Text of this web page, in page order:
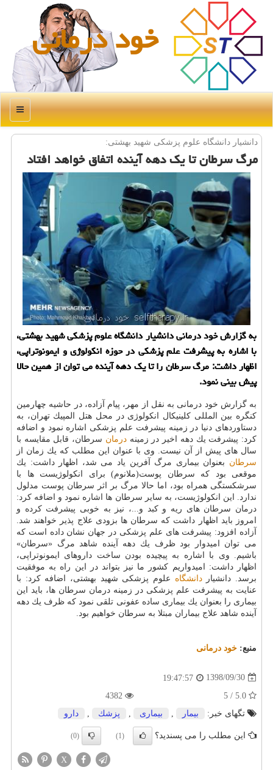
خود درمانی
منو
دانشیار دانشگاه علوم پزشكی شهید بهشتی:
مرگ سرطان تا یك دهه آینده اتفاق خواهد افتاد
به گزارش خود درمانی دانشیار دانشگاه علوم پزشكی شهید بهشتی،
با اشاره به پیشرفت علم پزشكی در حوزه انكولوژی و ایمونوتراپی،
اظهار داشت: مرگ سرطان را تا یك دهه آینده می توان از همین حالا
پیش بینی نمود.
به گزارش خود درمانی به نقل از مهر، پیام آزاده، در حاشیه چهارمین
كنگره بین المللی كلینیكال انكولوژی در محل هتل المپیك تهران، به
دستاوردهای دنیا در زمینه پیشرفت علم پزشكی اشاره نمود و اضافه
كرد: پیشرفت یك دهه اخیر در زمینهدرمان سرطان، قابل مقایسه با
سال های پیش از آن نیست. وی با عنوان این مطلب كه یك زمان از
سرطان بعنوان بیماری مرگ آفرین یاد می شد، اظهار داشت: یك
موقعی بود كه سرطان پوست(ملانوم) برای انكولوژیست ها با
سرشكستگی همراه بود، اما حالا مرگ بر اثر سرطان پوست مدلول
ندارد. این انكولوژیست، به سایر سرطان ها اشاره نمود و اضافه كرد:
درمان سرطان های ریه و كبد و...، نیز به خوبی پیشرفت كرده و
امروز باید اظهار داشت كه سرطان ها بزودی علاج پذیر خواهند شد.
آزاده افزود: پیشرفت های علم پزشكی در جهان نشان داده است كه
می توان امیدوار بود ظرف یك دهه آینده شاهد مرگ «سرطان»
باشیم. وی با اشاره به پیچیده بودن ساخت داروهای ایمونوتراپی،
اظهار داشت: امیدواریم كشور ما نیز بتواند در این راه به موفقیت
برسد. دانشیاردانشگاه علوم پزشكی شهید بهشتی، اضافه كرد: با
عنایت به پیشرفت علم پزشكی در زمینه درمان سرطان ها، باید این
بیماری را بعنوان یك بیماری ساده عفونی تلقی نمود كه ظرف یك دهه
آینده شاهد علاج بیماران مبتلا به سرطان خواهیم بود.
منبع: خود درمانی
1398/09/30
19:47:57
تگهای خبر:
بیمار بیماری پزشك دارو
این مطلب را می پسندید؟ (1)
(0)
X